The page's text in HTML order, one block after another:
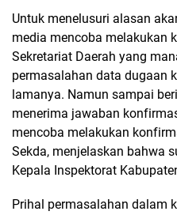
Untuk menelusuri alasan
media mencoba melakukan
Sekretariat Daerah yang
permasalahan data dugaan
lamanya. Namun sampai
menerima jawaban
mencoba melakukan
Sekda, menjelaskan bahwa
Kepala Inspektorat
Prihal permasalahan dalam